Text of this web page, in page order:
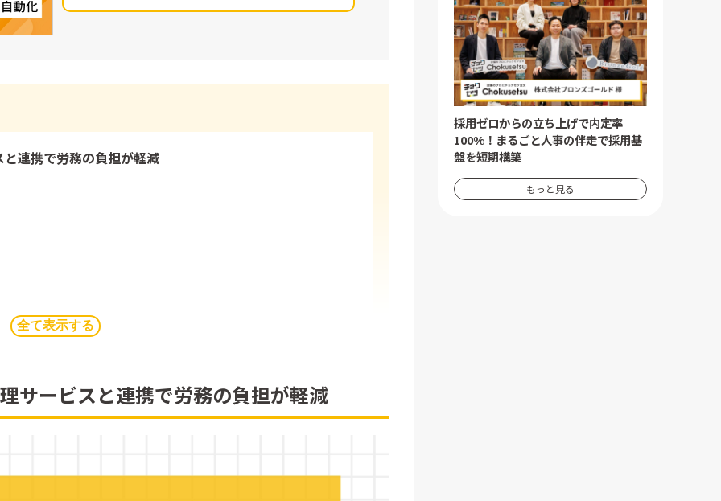
連携で労務の負担が軽減
メリット
全て表示する
サービスと連携で労務の負担が軽減
採用ゼロからの立ち上げで内定率
100%！まるごと人事の伴走で採用基
盤を短期構築
もっと見る